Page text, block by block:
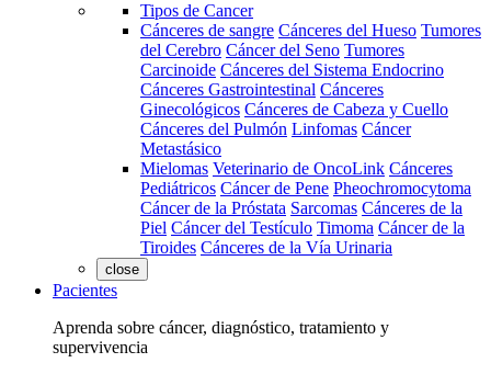
Tipos de Cancer
Cánceres de sangre Cánceres del Hueso Tumores
del Cerebro Cáncer del Seno Tumores
Carcinoide Cánceres del Sistema Endocrino
Cánceres Gastrointestinal Cánceres
Ginecológicos Cánceres de Cabeza y Cuello
Cánceres del Pulmón Linfomas Cáncer
Metastásico
Mielomas Veterinario de OncoLink Cánceres
Pediátricos Cáncer de Pene Pheochromocytoma
Cáncer de la Próstata Sarcomas Cánceres de la
Piel Cáncer del Testículo Timoma Cáncer de la
Tiroides Cánceres de la Vía Urinaria
close
Pacientes
Aprenda sobre cáncer, diagnóstico, tratamiento y
supervivencia